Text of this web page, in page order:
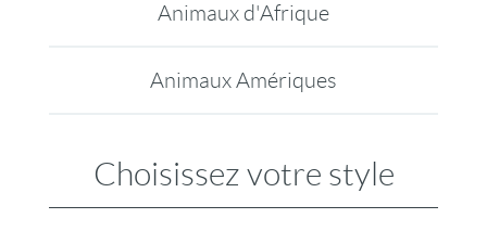
Animaux d'Afrique
Animaux Amériques
Choisissez votre style